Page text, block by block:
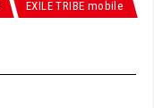
EXILE TRIBE mobile